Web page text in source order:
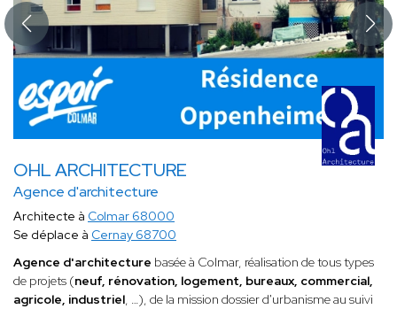
OHL ARCHITECTURE
Agence d'architecture
Architecte à Colmar 68000
Se déplace à Cernay 68700
Agence d'architecture basée à Colmar, réalisation de tous types
de projets (neuf, rénovation, logement, bureaux, commercial,
agricole, industriel, …), de la mission dossier d'urbanisme au suivi